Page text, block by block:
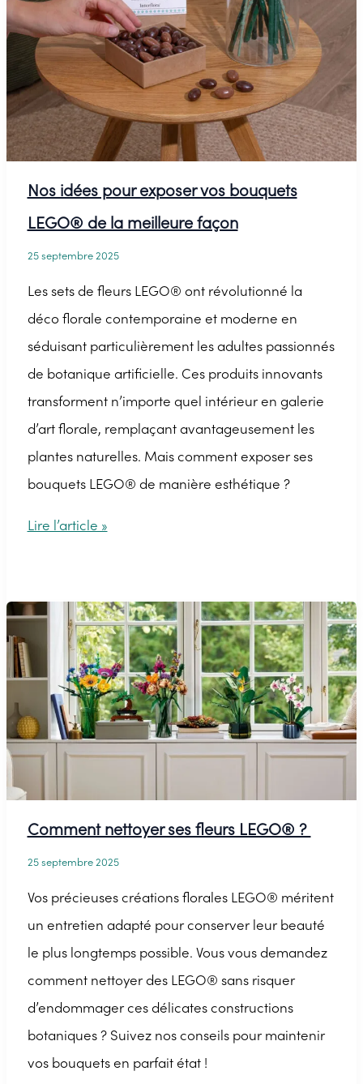
fleurs
LEGO®
Nos idées pour exposer vos bouquets
LEGO® de la meilleure façon
25 septembre 2025
Les sets de fleurs LEGO® ont révolutionné la
déco florale contemporaine et moderne en
séduisant particulièrement les adultes passionnés
de botanique artificielle. Ces produits innovants
transforment n’importe quel intérieur en galerie
d’art florale, remplaçant avantageusement les
plantes naturelles. Mais comment exposer ses
bouquets LEGO® de manière esthétique ?
Nos
exposer
bouquets
LEGO®
de
la
façon
Lire l’article »
Comment nettoyer ses fleurs LEGO® ?
25 septembre 2025
Vos précieuses créations florales LEGO® méritent
un entretien adapté pour conserver leur beauté
le plus longtemps possible. Vous vous demandez
comment nettoyer des LEGO® sans risquer
d’endommager ces délicates constructions
botaniques ? Suivez nos conseils pour maintenir
vos bouquets en parfait état !